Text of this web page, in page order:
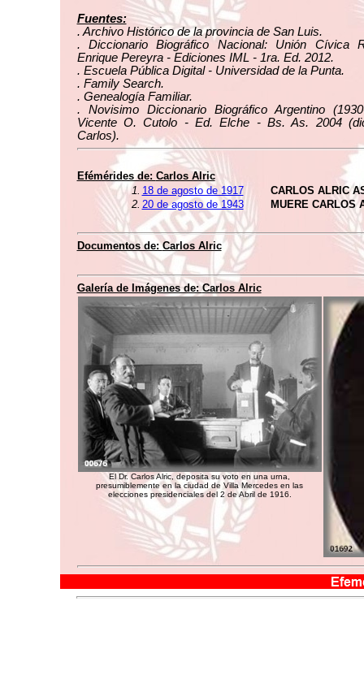
Fuentes:
. Archivo Histórico de la provincia de San Luis.
. Diccionario Biográfico Nacional: Unión Cívica
Enrique Pereyra - Ediciones IML - 1ra. Ed. 2012.
. Escuela Pública Digital - Universidad de la Punta.
. Family Search.
. Genealogía Familiar.
. Novisimo Diccionario Biográfico Argentino
Vicente O. Cutolo - Ed. Elche - Bs. As. 2004
Carlos).
Efémérides de: Carlos Alric
1. 18 de agosto de 1917
CARLOS ALRIC
2. 20 de agosto de 1943 MUERE CARLOS
Documentos de:Carlos Alric
Galería de Imágenes de:Carlos Alric
El Dr. Carlos Alric, deposita su voto en una urna,
presumiblemente en la ciudad de Villa Mercedes en las
elecciones presidenciales del 2 de Abril de 1916.